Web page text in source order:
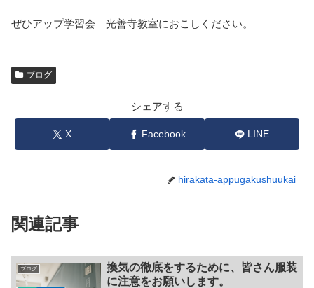
ぜひアップ学習会 光善寺教室におこしください。
ブログ
シェアする
X Facebook LINE
hirakata-appugakushuukai
関連記事
ブログ
換気の徹底をするために、皆さん服装
に注意をお願いします。